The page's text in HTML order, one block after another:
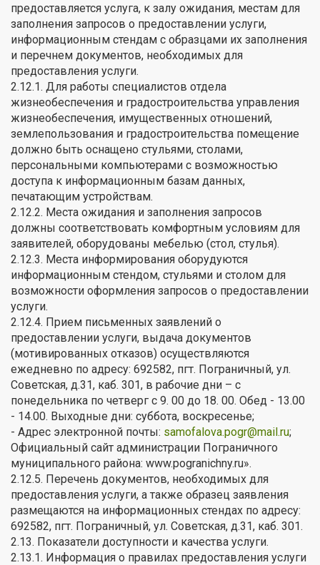
предоставляется услуга, к залу ожидания, местам для
заполнения запросов о предоставлении услуги,
информационным стендам с образцами их заполнения
и перечнем документов, необходимых для
предоставления услуги.
2.12.1. Для работы специалистов отдела
жизнеобеспечения и градостроительства управления
жизнеобеспечения, имущественных отношений,
землепользования и градостроительства помещение
должно быть оснащено стульями, столами,
персональными компьютерами с возможностью
доступа к информационным базам данных,
печатающим устройствам.
2.12.2. Места ожидания и заполнения запросов
должны соответствовать комфортным условиям для
заявителей, оборудованы мебелью (стол, стулья).
2.12.3. Места информирования оборудуются
информационным стендом, стульями и столом для
возможности оформления запросов о предоставлении
услуги.
2.12.4. Прием письменных заявлений о
предоставлении услуги, выдача документов
(мотивированных отказов) осуществляются
ежедневно по адресу: 692582, пгт. Пограничный, ул.
Советская, д.31, каб. 301, в рабочие дни – с
понедельника по четверг с 9. 00 до 18. 00. Обед - 13.00
- 14.00. Выходные дни: суббота, воскресенье;
- Адрес электронной почты: samofalova.pogr@mail.ru;
Официальный сайт администрации Пограничного
муниципального района: www.pogranichny.ru».
2.12.5. Перечень документов, необходимых для
предоставления услуги, а также образец заявления
размещаются на информационных стендах по адресу:
692582, пгт. Пограничный, ул. Советская, д.31, каб. 301.
2.13. Показатели доступности и качества услуги.
2.13.1. Информация о правилах предоставления услуги